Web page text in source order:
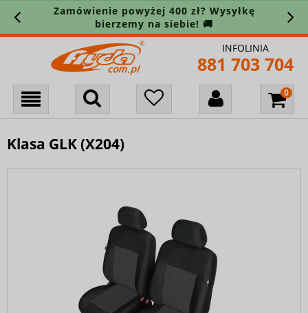
Zamówienie powyżej 400 zł? Wysyłkę
bierzemy na siebie! 🚚
INFOLINIA
881 703 704
Klasa GLK (X204)